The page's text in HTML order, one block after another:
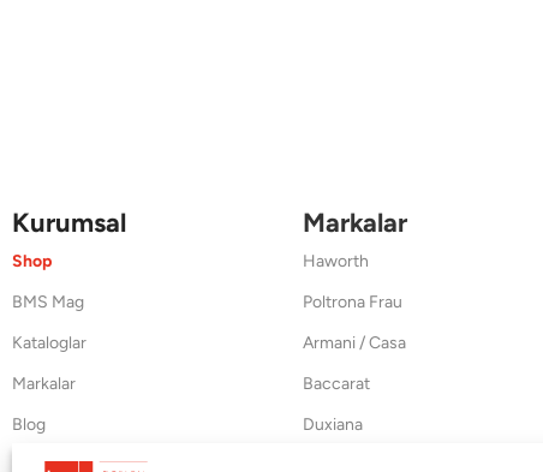
Kurumsal
Shop
BMS Mag
Kataloglar
Markalar
Blog
Hakkımızda
Markalar
Haworth
Poltrona Frau
Armani / Casa
Baccarat
Duxiana